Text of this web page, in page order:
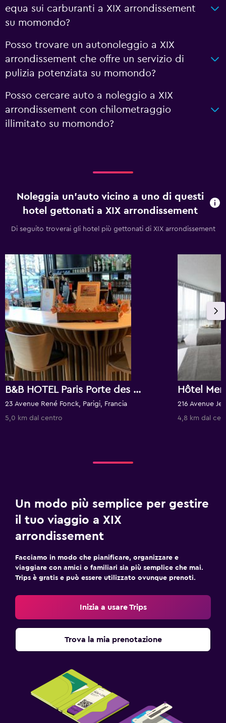
equa sui carburanti a XIX arrondissement
su momondo?
Posso trovare un autonoleggio a XIX
arrondissement che offre un servizio di
pulizia potenziata su momondo?
Posso cercare auto a noleggio a XIX
arrondissement con chilometraggio
illimitato su momondo?
Noleggia un'auto vicino a uno di questi
hotel gettonati a XIX arrondissement
Di seguito troverai gli hotel più gettonati di XIX arrondissement
B&B HOTEL Paris Porte des Lilas
23 Avenue René Fonck, Parigi, Francia
5,0 km dal centro
216 Avenue
4,8 km dal
Un modo più semplice per gestire
il tuo viaggio a XIX
arrondissement
Facciamo in modo che pianificare, organizzare e
viaggiare con amici o familiari sia più semplice che mai.
Trips è gratis e può essere utilizzato ovunque prenoti.
Inizia a usare Trips
Trova la mia prenotazione